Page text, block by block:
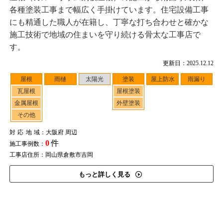
更新日：2025.12.12
屋根
瓦屋根
金属屋根
その他
雨樋 太陽光
塗装
屋根塗装
外壁塗装
屋上防水 雨漏り
対応地域：大阪府 周辺
施工事例数： 0件
工事店住所：岡山県倉敷市吉岡
もっと詳しく見る
各種塗装工事まで幅広く手掛けています。住宅設備工事
にも精通した職人が在籍し、丁寧な打ち合わせと確かな
施工技術で地域の住まいを守り続ける骨太な工事店で
す。